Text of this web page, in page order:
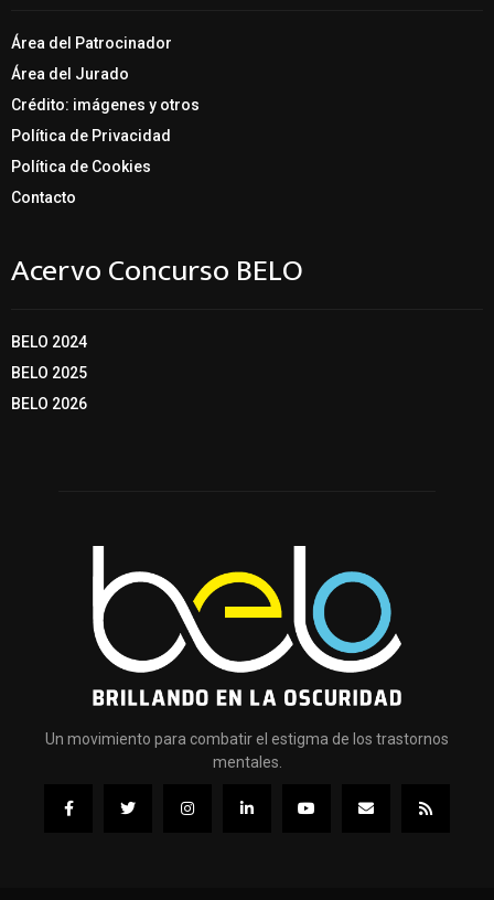
Área del Patrocinador
Área del Jurado
Crédito: imágenes y otros
Política de Privacidad
Política de Cookies
Contacto
Acervo Concurso BELO
BELO 2024
BELO 2025
BELO 2026
Un movimiento para combatir el estigma de los trastornos
mentales.